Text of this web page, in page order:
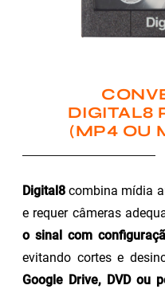
DIGITAL8
(MP4 OU
Digital8 combina mídia
e requer câmeras
o sinal com
evitando cortes e
Google Drive, DVD ou